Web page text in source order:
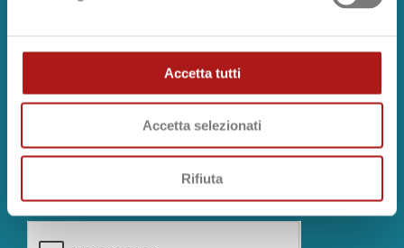
Accetta tutti
Accetta selezionati
Rifiuta
del software, novità normative,
approfondimenti tematici, inviti gratuiti
per eventi online o in presenza, offerte e
promozioni esclusive.